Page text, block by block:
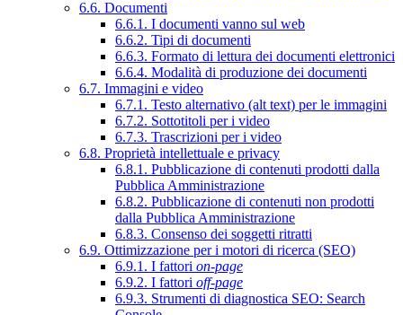
6.6. Documenti
6.6.1. I documenti vanno sul web
6.6.2. Tipi di documenti
6.6.3. Formato di lettura dei documenti elettronici
6.6.4. Modalità di produzione dei documenti
6.7. Immagini e video
6.7.1. Testo alternativo (alt text) per le immagini
6.7.2. Sottotitoli per i video
6.7.3. Trascrizioni per i video
6.8. Proprietà intellettuale e privacy
6.8.1. Pubblicazione di contenuti prodotti dalla
Pubblica Amministrazione
6.8.2. Pubblicazione di contenuti non prodotti
dalla Pubblica Amministrazione
6.8.3. Consenso dei soggetti ritratti
6.9. Ottimizzazione per i motori di ricerca (SEO)
6.9.1. I fattori on-page
6.9.2. I fattori off-page
6.9.3. Strumenti di diagnostica SEO: Search